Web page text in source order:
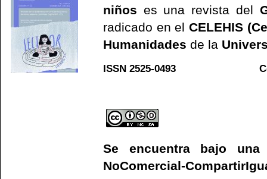
niños es una revista del
radicado en el CELEHIS
Humanidades de la
ISSN 2525-0493 C
Se encuentra bajo
NoComercial-